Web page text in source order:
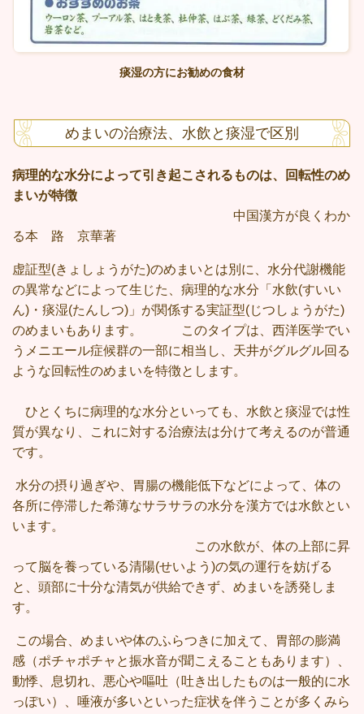
痰湿の方にお勧めの食材
めまいの治療法、水飲と痰湿で区別
病理的な水分によって引き起こされるものは、回転性のめ
まいが特徴
中国漢方が良くわか
る本 路 京華著
虚証型(きょしょうがた)のめまいとは別に、水分代謝機能
の異常などによって生じた、病理的な水分「水飲(すいい
ん) ・痰湿(たんしつ) 」が関係する実証型(じつしょうがた)
のめまいもあります。
このタイプは、西洋医学でい
うメニエール症候群の一部に相当し、天井がグルグル回る
ような回転性のめまいを特徴とします。
ひとくちに病理的な水分といっても、水飲と痰湿では性
質が異なり、これに対する治療法は分けて考えるのが普通
です。
水分の摂り過ぎや、胃腸の機能低下などによって、体の
各所に停滞した希薄なサラサラの水分を漢方では水飲とい
います。
この水飲が、体の上部に昇
って脳を養っている清陽(せいよう)の気の運行を妨げる
と、頭部に十分な清気が供給できず、めまいを誘発しま
す。
この場合、めまいや体のふらつきに加えて、胃部の膨満
感（ポチャポチャと振水音が聞こえることもあります）、
動悸、息切れ、悪心や嘔吐（吐き出したものは一般的に水
っぽい）、唾液が多いといった症状を伴うことが多くみら